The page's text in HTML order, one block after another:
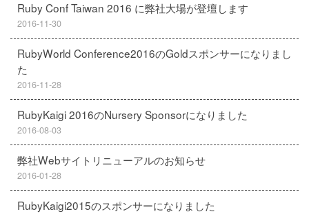
Ruby Conf Taiwan 2016 に弊社大場が登壇します
2016-11-30
RubyWorld Conference2016のGoldスポンサーになりまし
た
2016-11-28
RubyKaigi 2016のNursery Sponsorになりました
2016-08-03
弊社Webサイトリニューアルのお知らせ
2016-01-28
RubyKaigi2015のスポンサーになりました